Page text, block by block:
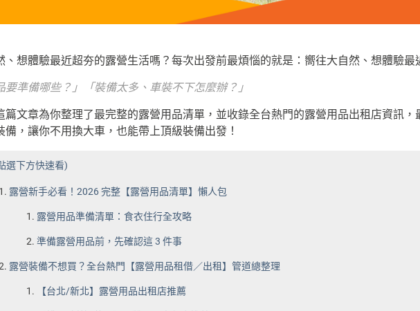
、想體驗最近超夯的露營生活嗎？每次出發前最煩惱的就是：嚮往大自然、想體驗最
要準備哪些？」「裝備太多、車裝不下怎麼辦？」
篇文章為你整理了最完整的露營用品清單，並收錄全台熱門的露營用品出租店資訊
備，讓你不用換大車，也能帶上頂級裝備出發！
選下方快速看)
露營新手必看！2026 完整【露營用品清單】懶人包
露營用品準備清單：食衣住行全攻略
準備露營用品前，先確認這 3 件事
露營裝備不想買？全台熱門【露營用品租借／出租】管道總整理
【台北/新北】露營用品出租店推薦